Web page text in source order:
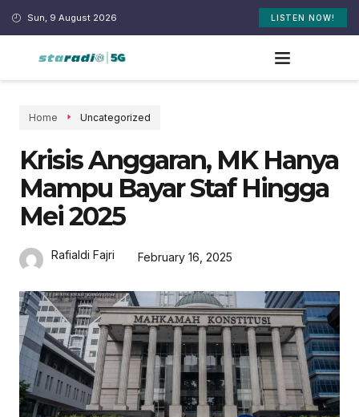
Sun, 9 August 2026 LISTEN NOW!
Home Uncategorized
Krisis Anggaran, MK Hanya
Mampu Bayar Staf Hingga
Mei 2025
Rafialdi Fajri February 16, 2025